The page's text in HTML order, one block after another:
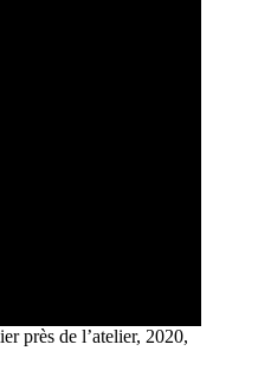
près de l’atelier, 2020,